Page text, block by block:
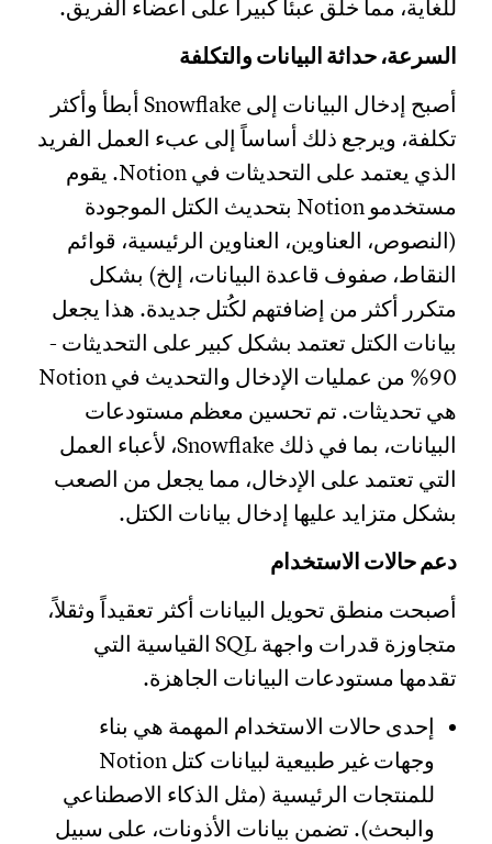
للغاية، مما خلق عبئاً كبيراً على أعضاء الفريق.
السرعة، حداثة البيانات والتكلفة
أصبح إدخال البيانات إلى Snowflake أبطأ وأكثر
تكلفة، ويرجع ذلك أساساً إلى عبء العمل الفريد
الذي يعتمد على التحديثات في Notion. يقوم
مستخدمو Notion بتحديث الكتل الموجودة
(النصوص، العناوين، العناوين الرئيسية، قوائم
النقاط، صفوف قاعدة البيانات، إلخ) بشكل
متكرر أكثر من إضافتهم لكُتل جديدة. هذا يجعل
بيانات الكتل تعتمد بشكل كبير على التحديثات -
90% من عمليات الإدخال والتحديث في Notion
هي تحديثات. تم تحسين معظم مستودعات
البيانات، بما في ذلك Snowflake، لأعباء العمل
التي تعتمد على الإدخال، مما يجعل من الصعب
بشكل متزايد عليها إدخال بيانات الكتل.
دعم حالات الاستخدام
أصبحت منطق تحويل البيانات أكثر تعقيداً وثقلاً،
متجاوزة قدرات واجهة SQL القياسية التي
تقدمها مستودعات البيانات الجاهزة.
إحدى حالات الاستخدام المهمة هي بناء
وجهات غير طبيعية لبيانات كتل Notion
للمنتجات الرئيسية (مثل الذكاء الاصطناعي
والبحث). تضمن بيانات الأذونات، على سبيل